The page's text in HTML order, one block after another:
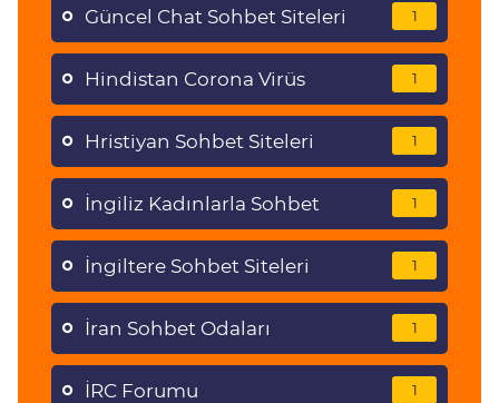
Güncel Chat Sohbet Siteleri 1
Hindistan Corona Virüs 1
Hristiyan Sohbet Siteleri 1
İngiliz Kadınlarla Sohbet 1
İngiltere Sohbet Siteleri 1
İran Sohbet Odaları 1
İRC Forumu 1